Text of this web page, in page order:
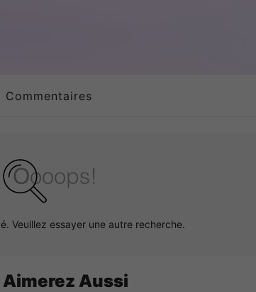
Commentaires
Veuillez essayer une autre recherche.
Aimerez Aussi